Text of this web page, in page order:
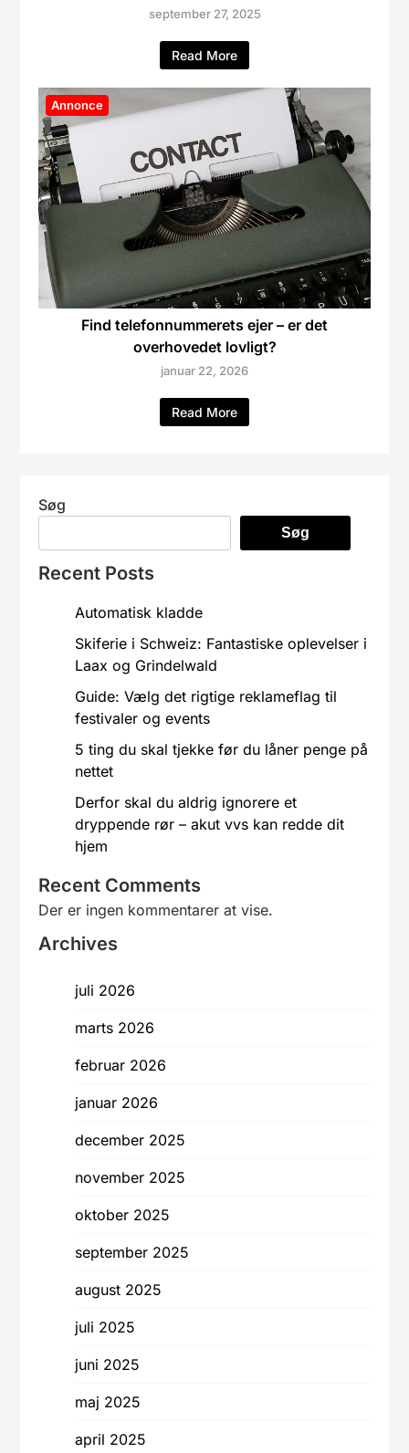
september 27, 2025
Read More
Annonce
Find telefonnummerets ejer – er det
overhovedet lovligt?
januar 22, 2026
Read More
Søg
Søg
Recent Posts
Automatisk kladde
Skiferie i Schweiz: Fantastiske oplevelser i
Laax og Grindelwald
Guide: Vælg det rigtige reklameflag til
festivaler og events
5 ting du skal tjekke før du låner penge på
nettet
Derfor skal du aldrig ignorere et
dryppende rør – akut vvs kan redde dit
hjem
Recent Comments
Der er ingen kommentarer at vise.
Archives
juli 2026
marts 2026
februar 2026
januar 2026
december 2025
november 2025
oktober 2025
september 2025
august 2025
juli 2025
juni 2025
maj 2025
april 2025